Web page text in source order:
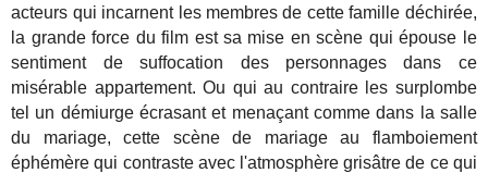
acteurs qui incarnent les membres de cette famille déchirée,
la grande force du film est sa mise en scène qui épouse le
sentiment de suffocation des personnages dans ce
misérable appartement. Ou qui au contraire les surplombe
tel un démiurge écrasant et menaçant comme dans la salle
du mariage, cette scène de mariage au flamboiement
éphémère qui contraste avec l'atmosphère grisâtre de ce qui